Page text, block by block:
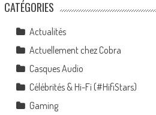
CATÉGORIES
Actualités
Actuellement chez Cobra
Casques Audio
Célébrités & Hi-Fi (#HifiStars)
Gaming